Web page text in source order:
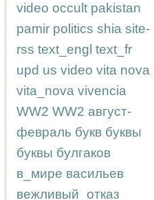
video occult pakistan
pamir politics shia site-
rss text_engl text_fr
upd us video vita nova
vita_nova vivencia
WW2 WW2 август-
февраль букв буквы
буквы булгаков
в_мире васильев
вежливый_отказ